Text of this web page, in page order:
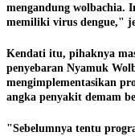
mengandung wolbachia.
memiliki virus dengue,"
Kendati itu, pihaknya
penyebaran Nyamuk
mengimplementasikan
angka penyakit demam
"Sebelumnya tentu